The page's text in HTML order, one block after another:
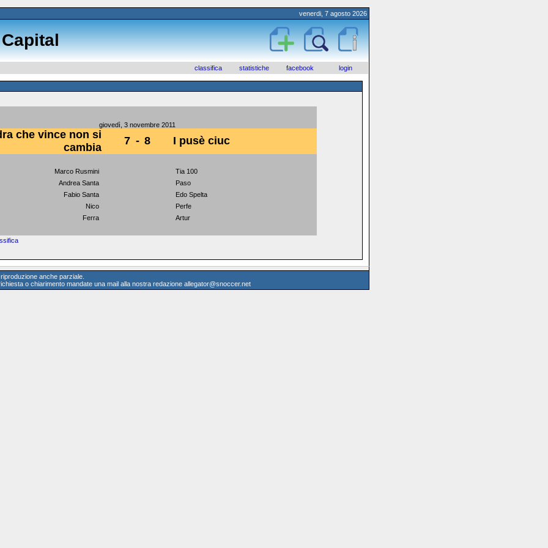
venerdi, 7 agosto 2026
classifica statistiche facebook login
giovedì, 3 novembre 2011
che vince non si
cambia
7 - 8 I pusè ciuc
Marco Rusmini
Andrea Santa
Fabio Santa
Nico
Ferra
Tia 100
Paso
Edo Spelta
Perfe
Artur
anche parziale.
o chiarimento mandate una mail alla nostra redazione allegator@snoccer.net